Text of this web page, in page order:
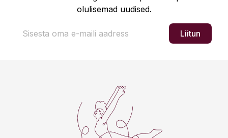
olulisemad uudised.
Liitun